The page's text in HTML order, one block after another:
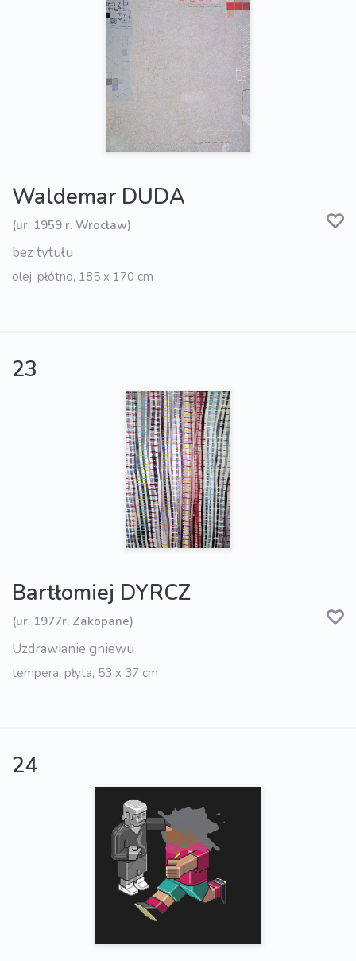
Waldemar DUDA
(ur. 1959 r. Wrocław)
bez tytułu
olej, płótno, 185 x 170 cm
23
Bartłomiej DYRCZ
(ur. 1977r. Zakopane)
Uzdrawianie gniewu
tempera, płyta, 53 x 37 cm
24